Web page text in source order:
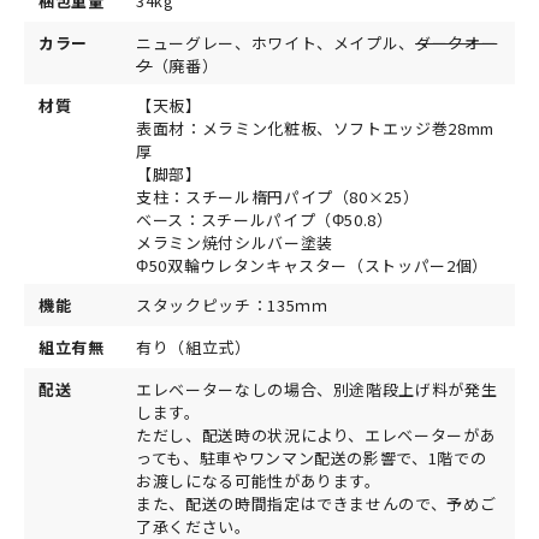
カラー
ニューグレー、ホワイト、メイプル、ダークオー
ク（廃番）
材質
【天板】
表面材：メラミン化粧板、ソフトエッジ巻28mm
厚
【脚部】
支柱：スチール楕円パイプ（80×25）
ベース：スチールパイプ（Φ50.8）
メラミン焼付シルバー塗装
Φ50双輪ウレタンキャスター（ストッパー2個）
機能
スタックピッチ：135ｍｍ
組立有無
有り（組立式）
配送
エレベーターなしの場合、別途階段上げ料が発生
します。
ただし、配送時の状況により、エレベーターがあ
っても、駐車やワンマン配送の影響で、1階での
お渡しになる可能性があります。
また、配送の時間指定はできませんので、予めご
了承ください。